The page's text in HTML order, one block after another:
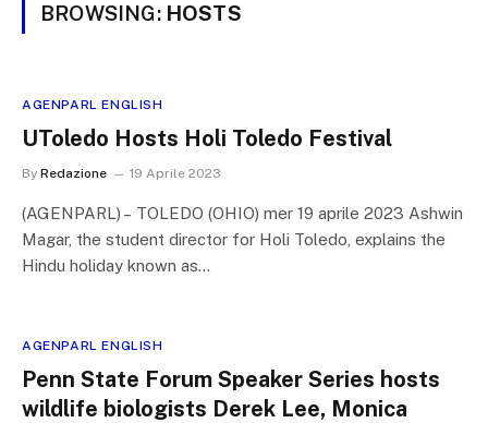
BROWSING: HOSTS
AGENPARL ENGLISH
UToledo Hosts Holi Toledo Festival
By Redazione 19 Aprile 2023
(AGENPARL) – TOLEDO (OHIO) mer 19 aprile 2023 Ashwin
Magar, the student director for Holi Toledo, explains the
Hindu holiday known as…
AGENPARL ENGLISH
Penn State Forum Speaker Series hosts
wildlife biologists Derek Lee, Monica